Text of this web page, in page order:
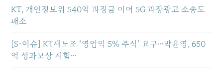
KT, 개인정보위 540억 과징금 이어 5G 과장광고 소송도
패소
[S-이슈] KT새노조 ‘영업익 5% 주식’ 요구…박윤영, 650
억 성과보상 시험…